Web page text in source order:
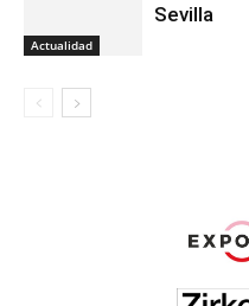
Actualidad
Sevilla